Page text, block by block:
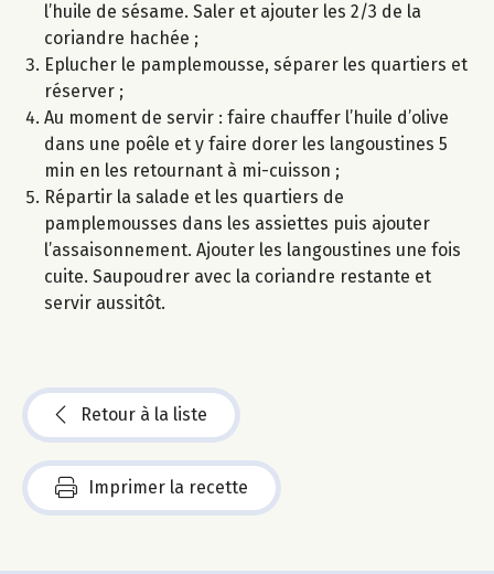
l’huile de sésame. Saler et ajouter les 2/3 de la
coriandre hachée ;
Eplucher le pamplemousse, séparer les quartiers et
réserver ;
Au moment de servir : faire chauffer l’huile d’olive
dans une poêle et y faire dorer les langoustines 5
min en les retournant à mi-cuisson ;
Répartir la salade et les quartiers de
pamplemousses dans les assiettes puis ajouter
l’assaisonnement. Ajouter les langoustines une fois
cuite. Saupoudrer avec la coriandre restante et
servir aussitôt.
Retour à la liste
Imprimer la recette